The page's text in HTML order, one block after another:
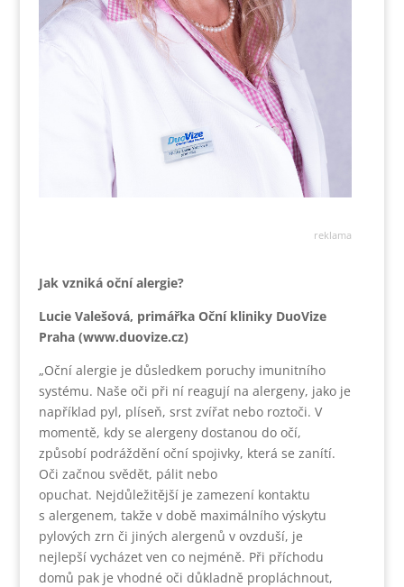
reklama
Jak vzniká oční alergie?
Lucie Valešová, primářka Oční kliniky DuoVize
Praha (www.duovize.cz)
„Oční alergie je důsledkem poruchy imunitního
systému. Naše oči při ní reagují na alergeny, jako je
například pyl, plíseň, srst zvířat nebo roztoči. V
momentě, kdy se alergeny dostanou do očí,
způsobí podráždění oční spojivky, která se zanítí.
Oči začnou svědět, pálit nebo
opuchat. Nejdůležitější je zamezení kontaktu
s alergenem, takže v době maximálního výskytu
pylových zrn či jiných alergenů v ovzduší, je
nejlepší vycházet ven co nejméně. Při příchodu
domů pak je vhodné oči důkladně propláchnout,